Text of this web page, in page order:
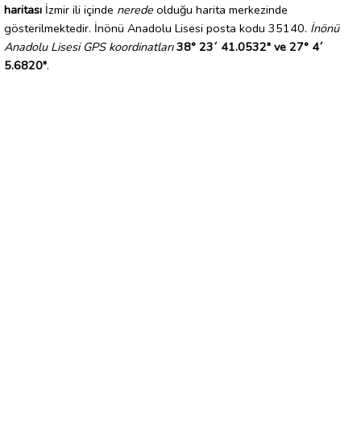
haritası İzmir ili içinde nerede olduğu harita merkezinde
gösterilmektedir. İnönü Anadolu Lisesi posta kodu 35140. İnönü
Anadolu Lisesi GPS koordinatları 38° 23´ 41.0532" ve 27° 4´
5.6820".